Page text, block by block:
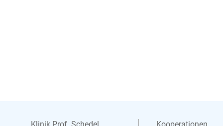
Klinik Prof. Schedel
Kooperationen